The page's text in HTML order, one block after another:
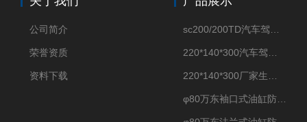
公司简介
荣誉资质
资料下载